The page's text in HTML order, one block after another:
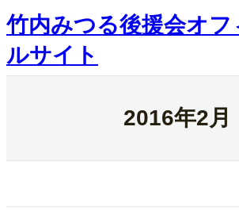
内
容
ス
キ
竹内みつる後援会オフ
ルサイト
2016年2月